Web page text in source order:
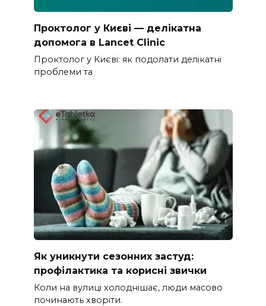
Проктолог у Києві — делікатна
допомога в Lancet Clinic
Проктолог у Києві: як подолати делікатні
проблеми та
Як уникнути сезонних застуд:
профілактика та корисні звички
Коли на вулиці холоднішає, люди масово
починають хворіти.